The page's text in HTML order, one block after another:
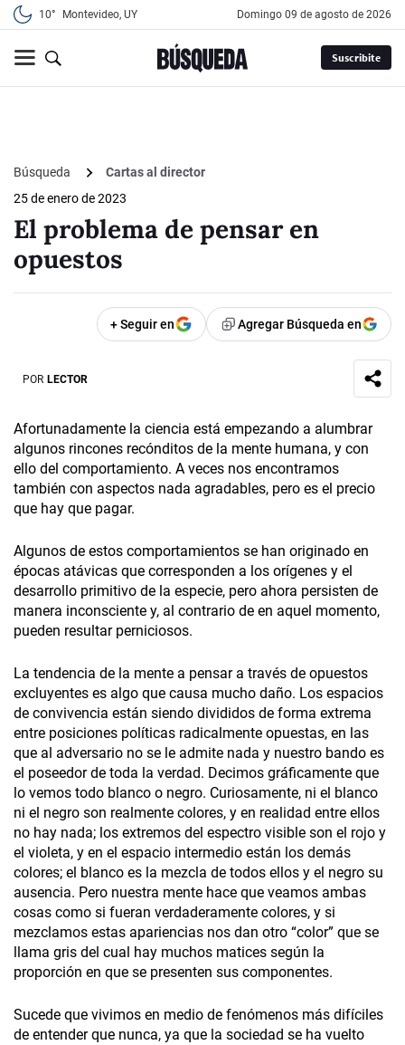
10° Montevideo, UY domingo 09 de agosto de 2026
Suscribite
Búsqueda
Cartas al director
25 de enero de 2023
El problema de pensar en
opuestos
+ Seguir en Agregar Búsqueda en
POR LECTOR
Afortunadamente la ciencia está empezando a alumbrar
algunos rincones recónditos de la mente humana, y con
ello del comportamiento. A veces nos encontramos
también con aspectos nada agradables, pero es el precio
que hay que pagar.
Algunos de estos comportamientos se han originado en
épocas atávicas que corresponden a los orígenes y el
desarrollo primitivo de la especie, pero ahora persisten de
manera inconsciente y, al contrario de en aquel momento,
pueden resultar perniciosos.
La tendencia de la mente a pensar a través de opuestos
excluyentes es algo que causa mucho daño. Los espacios
de convivencia están siendo divididos de forma extrema
entre posiciones políticas radicalmente opuestas, en las
que al adversario no se le admite nada y nuestro bando es
el poseedor de toda la verdad. Decimos gráficamente que
lo vemos todo blanco o negro. Curiosamente, ni el blanco
ni el negro son realmente colores, y en realidad entre ellos
no hay nada; los extremos del espectro visible son el rojo y
el violeta, y en el espacio intermedio están los demás
colores; el blanco es la mezcla de todos ellos y el negro su
ausencia. Pero nuestra mente hace que veamos ambas
cosas como si fueran verdaderamente colores, y si
mezclamos estas apariencias nos dan otro “color” que se
llama gris del cual hay muchos matices según la
proporción en que se presenten sus componentes.
Sucede que vivimos en medio de fenómenos más difíciles
de entender que nunca, ya que la sociedad se ha vuelto